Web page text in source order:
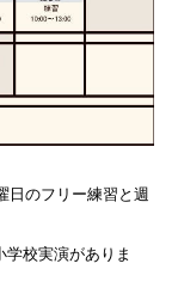
日のフリー練習と週
校実演がありま